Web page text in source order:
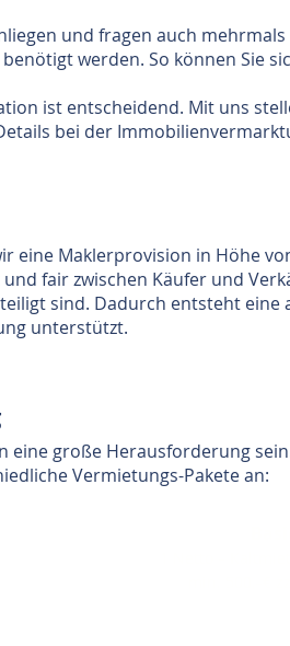
und fragen auch
werden. So können Sie
ist entscheidend. Mit uns
bei der
eine Maklerprovision in Höhe
fair zwischen Käufer und
sind. Dadurch entsteht
unterstützt.
eine große Herausforderung
Vermietungs-Pakete an: